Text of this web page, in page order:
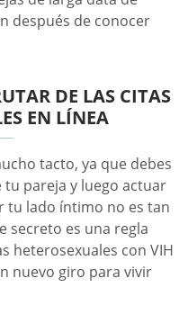
después de conocer
DE LAS CITAS
EN LÍNEA
tacto, ya que debes
pareja y luego actuar
tu lado íntimo no es tan
secreto es una regla
heterosexuales con VIH
nuevo giro para vivir